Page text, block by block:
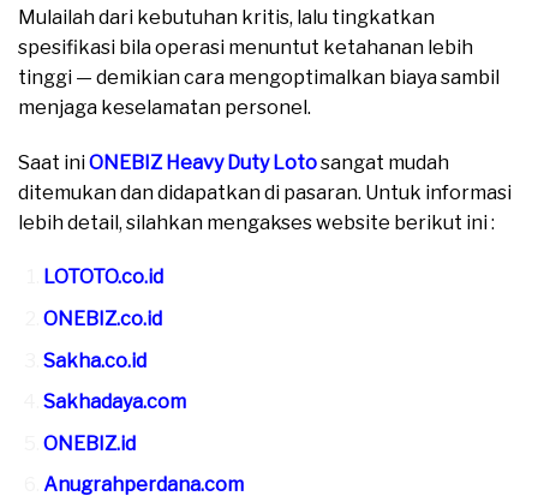
Mulailah dari kebutuhan kritis, lalu tingkatkan
spesifikasi bila operasi menuntut ketahanan lebih
tinggi — demikian cara mengoptimalkan biaya sambil
menjaga keselamatan personel.
Saat iniONEBIZ Heavy Duty Lotosangat mudah
ditemukan dan didapatkan di pasaran. Untuk informasi
lebih detail, silahkan mengakses website berikut ini :
LOTOTO.co.id
ONEBIZ.co.id
Sakha.co.id
Sakhadaya.com
ONEBIZ.id
Anugrahperdana.com